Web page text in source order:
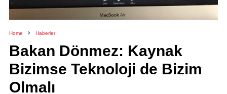
Home Haberler
Bakan Dönmez: Kaynak
Bizimse Teknoloji de Bizim
Olmalı